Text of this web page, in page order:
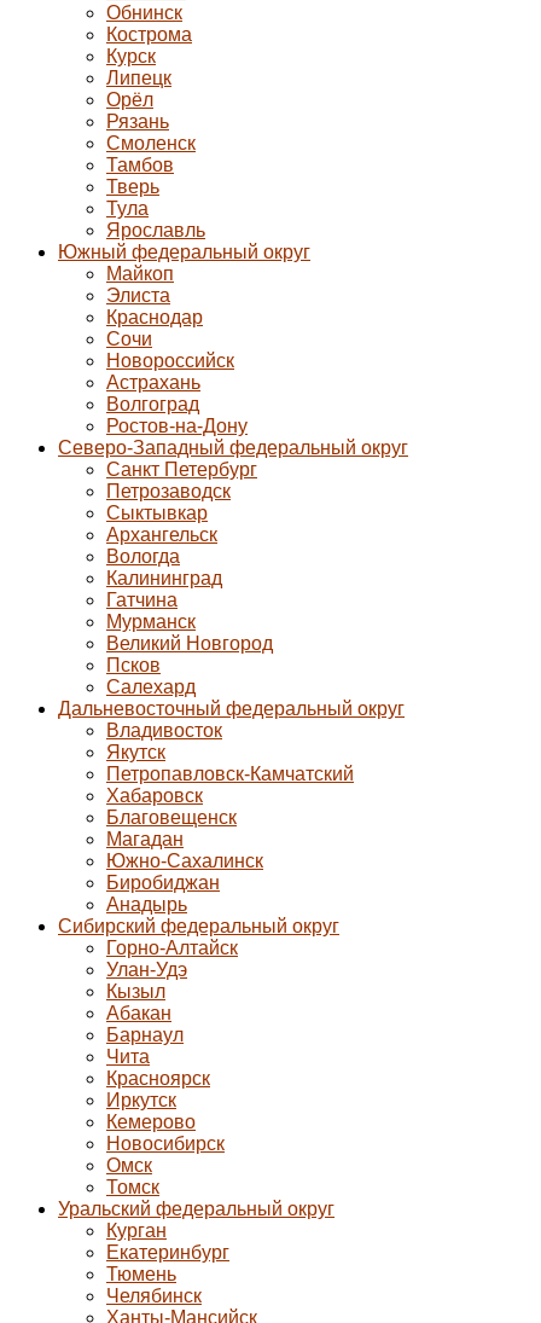
Обнинск
Кострома
Курск
Липецк
Орёл
Рязань
Смоленск
Тамбов
Тверь
Тула
Ярославль
Южный федеральный округ
Майкоп
Элиста
Краснодар
Сочи
Новороссийск
Астрахань
Волгоград
Ростов-на-Дону
Северо-Западный федеральный округ
Санкт Петербург
Петрозаводск
Сыктывкар
Архангельск
Вологда
Калининград
Гатчина
Мурманск
Великий Новгород
Псков
Салехард
Дальневосточный федеральный округ
Владивосток
Якутск
Петропавловск-Камчатский
Хабаровск
Благовещенск
Магадан
Южно-Сахалинск
Биробиджан
Анадырь
Сибирский федеральный округ
Горно-Алтайск
Улан-Удэ
Кызыл
Абакан
Барнаул
Чита
Красноярск
Иркутск
Кемерово
Новосибирск
Омск
Томск
Уральский федеральный округ
Курган
Екатеринбург
Тюмень
Челябинск
Ханты-Мансийск